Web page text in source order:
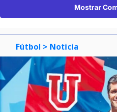
Mostrar
Fútbol > Noticia